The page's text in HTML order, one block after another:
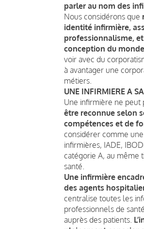
parler au nom des
Nous considérons que
identité infirmière,
professionnalisme,
conception du
voir avec du
à avantager une
métiers.
UNE INFIRMIERE A
Une infirmière ne peut
être reconnue selon
compétences et de
considérer comme
infirmières, IADE,
catégorie A, au même
santé.
Une infirmière
des agents
centralise toutes les
professionnels de
auprès des patients.